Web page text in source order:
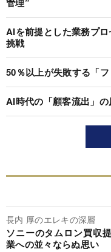
AIを前提とした業務プ
挑戦
50％以上が失敗する「
AI時代の「顧客流出」の
長内 厚のエレキの深層
ソニーのタムロン買収
業への並々ならぬ思い